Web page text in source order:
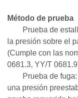
Método de prueba
Prueba de
la presión sobre el
(Cumple con las
0681.3, YY/T
Prueba de
una presión